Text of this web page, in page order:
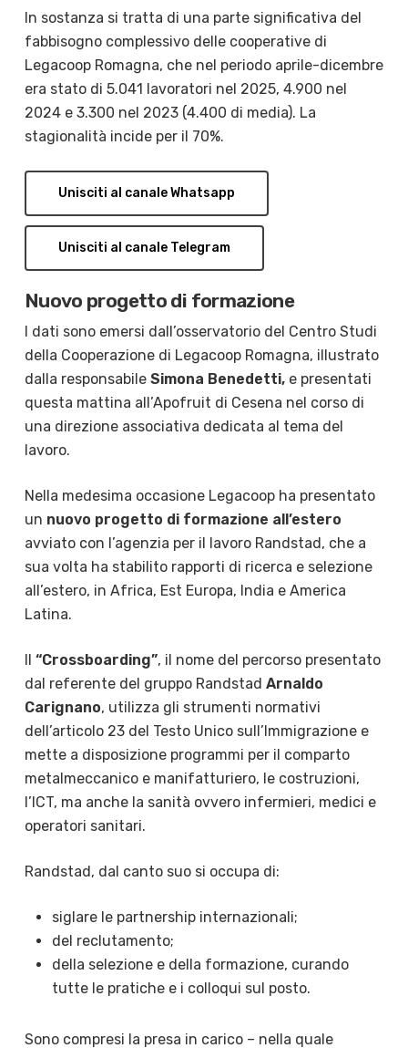
In sostanza si tratta di una parte significativa del
fabbisogno complessivo delle cooperative di
Legacoop Romagna, che nel periodo aprile-dicembre
era stato di 5.041 lavoratori nel 2025, 4.900 nel
2024 e 3.300 nel 2023 (4.400 di media). La
stagionalità incide per il 70%.
Unisciti al canale Whatsapp
Unisciti al canale Telegram
Nuovo progetto di formazione
I dati sono emersi dall’osservatorio del Centro Studi
della Cooperazione di Legacoop Romagna, illustrato
dalla responsabile Simona Benedetti, e presentati
questa mattina all’Apofruit di Cesena nel corso di
una direzione associativa dedicata al tema del
lavoro.
Nella medesima occasione Legacoop ha presentato
un nuovo progetto di formazione all’estero
avviato con l’agenzia per il lavoro Randstad, che a
sua volta ha stabilito rapporti di ricerca e selezione
all’estero, in Africa, Est Europa, India e America
Latina.
Il “Crossboarding”, il nome del percorso presentato
dal referente del gruppo Randstad Arnaldo
Carignano, utilizza gli strumenti normativi
dell’articolo 23 del Testo Unico sull’Immigrazione e
mette a disposizione programmi per il comparto
metalmeccanico e manifatturiero, le costruzioni,
l’ICT, ma anche la sanità ovvero infermieri, medici e
operatori sanitari.
Randstad, dal canto suo si occupa di:
siglare le partnership internazionali;
del reclutamento;
della selezione e della formazione, curando
tutte le pratiche e i colloqui sul posto.
Sono compresi la presa in carico – nella quale